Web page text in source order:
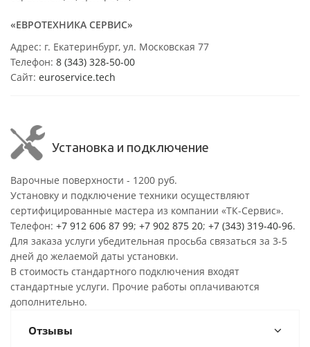
«ЕВРОТЕХНИКА СЕРВИС»
Адрес: г. Екатеринбург, ул. Московская 77
Телефон: 8 (343) 328-50-00
Сайт: euroservice.tech
Установка и подключение
Варочные поверхности - 1200 руб.
Установку и подключение техники осуществляют
сертифицированные мастера из компании «ТК-Сервис».
Телефон: +7 912 606 87 99; +7 902 875 20; +7 (343) 319-40-96.
Для заказа услуги убедительная просьба связаться за 3-5
дней до желаемой даты установки.
В стоимость стандартного подключения входят
стандартные услуги. Прочие работы оплачиваются
дополнительно.
Отзывы